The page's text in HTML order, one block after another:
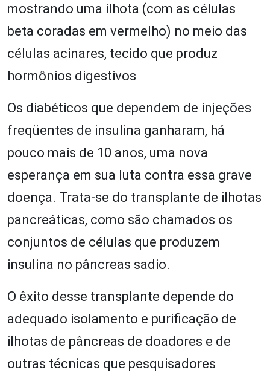
mostrando uma ilhota (com as células
beta coradas em vermelho) no meio das
células acinares, tecido que produz
hormônios digestivos
Os diabéticos que dependem de injeções
freqüentes de insulina ganharam, há
pouco mais de 10 anos, uma nova
esperança em sua luta contra essa grave
doença. Trata-se do transplante de ilhotas
pancreáticas, como são chamados os
conjuntos de células que produzem
insulina no pâncreas sadio.
O êxito desse transplante depende do
adequado isolamento e purificação de
ilhotas de pâncreas de doadores e de
outras técnicas que pesquisadores